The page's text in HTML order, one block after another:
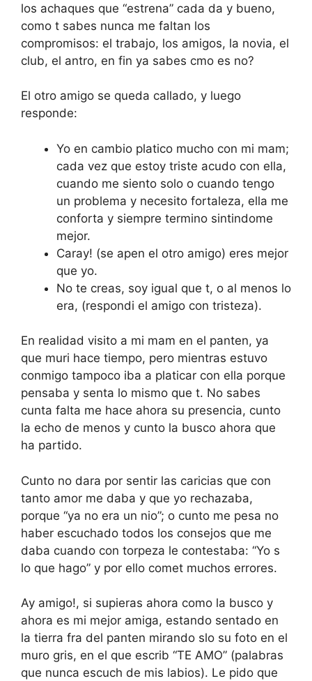
los achaques que “estrena” cada da y bueno,
como t sabes nunca me faltan los
compromisos: el trabajo, los amigos, la novia, el
club, el antro, en fin ya sabes cmo es no?
El otro amigo se queda callado, y luego
responde:
Yo en cambio platico mucho con mi mam;
cada vez que estoy triste acudo con ella,
cuando me siento solo o cuando tengo
un problema y necesito fortaleza, ella me
conforta y siempre termino sintindome
mejor.
Caray! (se apen el otro amigo) eres mejor
que yo.
No te creas, soy igual que t, o al menos lo
era, (respondi el amigo con tristeza).
En realidad visito a mi mam en el panten, ya
que muri hace tiempo, pero mientras estuvo
conmigo tampoco iba a platicar con ella porque
pensaba y senta lo mismo que t. No sabes
cunta falta me hace ahora su presencia, cunto
la echo de menos y cunto la busco ahora que
ha partido.
Cunto no dara por sentir las caricias que con
tanto amor me daba y que yo rechazaba,
porque “ya no era un nio”; o cunto me pesa no
haber escuchado todos los consejos que me
daba cuando con torpeza le contestaba: “Yo s
lo que hago” y por ello comet muchos errores.
Ay amigo!, si supieras ahora como la busco y
ahora es mi mejor amiga, estando sentado en
la tierra fra del panten mirando slo su foto en el
muro gris, en el que escrib “TE AMO” (palabras
que nunca escuch de mis labios). Le pido que